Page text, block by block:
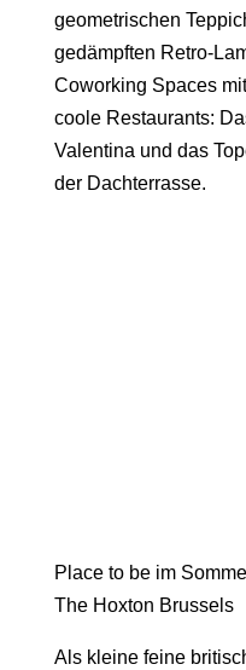
geometrischen
gedämpften Retro-
Coworking Spaces
coole Restaurants:
Valentina und das
der Dachterrasse.
Place to be im
The Hoxton Brussels
Als kleine feine